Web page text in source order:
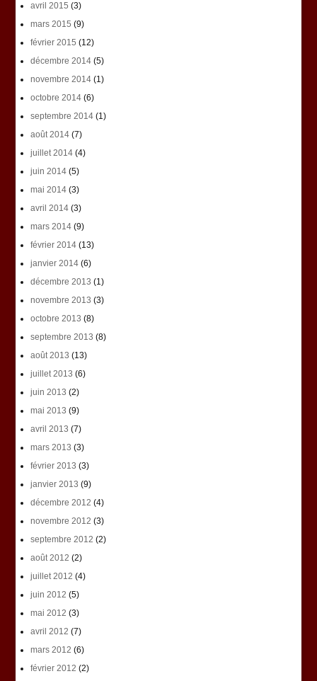
avril 2015 (3)
mars 2015 (9)
février 2015 (12)
décembre 2014(5)
novembre 2014(1)
octobre 2014(6)
septembre 2014(1)
août 2014(7)
juillet 2014(4)
juin 2014(5)
mai 2014(3)
avril 2014(3)
mars 2014(9)
février 2014(13)
janvier 2014(6)
décembre 2013 (1)
novembre 2013 (3)
octobre 2013 (8)
septembre 2013 (8)
août 2013 (13)
juillet 2013 (6)
juin 2013 (2)
mai 2013 (9)
avril 2013 (7)
mars 2013 (3)
février 2013 (3)
janvier 2013 (9)
décembre 2012 (4)
novembre 2012 (3)
septembre 2012 (2)
août 2012 (2)
juillet 2012 (4)
juin 2012 (5)
mai 2012 (3)
avril 2012 (7)
mars 2012 (6)
février 2012 (2)